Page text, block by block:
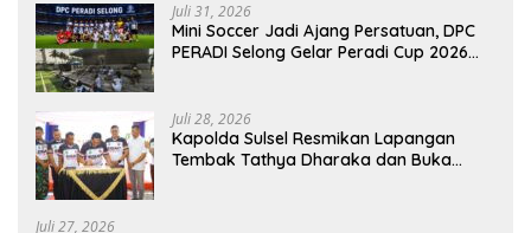
Juli 31, 2026
Mini Soccer Jadi Ajang Persatuan, DPC
PERADI Selong Gelar Peradi Cup 2026
Juli 28, 2026
Kapolda Sulsel Resmikan Lapangan
Tembak Tathya Dharaka dan Buka
Juli 27, 2026